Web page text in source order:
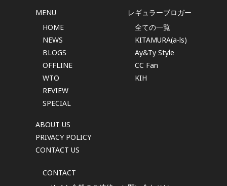
MENU
HOME
NEWS
BLOGS
OFFLINE
WTO
REVIEW
SPECIAL
ABOUT US
PRIVACY POLICY
CONTACT US
レギュラーブロガー
全ての一覧
KITAMURA(a-ls)
Ay&Ty Style
CC Fan
KIH
CONTACT